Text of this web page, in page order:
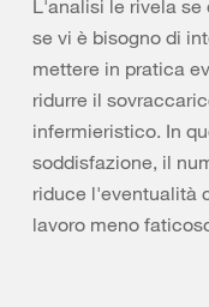
L'analisi le rivela
se vi è bisogno di
mettere in pratica
ridurre il
infermieristico. In
soddisfazione, il
riduce l'eventualità
lavoro meno